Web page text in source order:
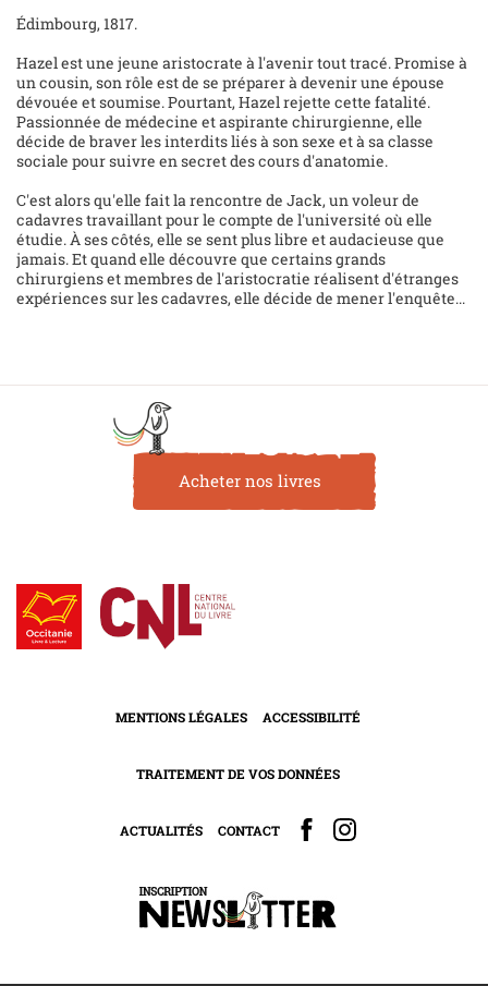
Édimbourg, 1817.
Hazel est une jeune aristocrate à l'avenir tout tracé. Promise à
un cousin, son rôle est de se préparer à devenir une épouse
dévouée et soumise. Pourtant, Hazel rejette cette fatalité.
Passionnée de médecine et aspirante chirurgienne, elle
décide de braver les interdits liés à son sexe et à sa classe
sociale pour suivre en secret des cours d'anatomie.
C'est alors qu'elle fait la rencontre de Jack, un voleur de
cadavres travaillant pour le compte de l'université où elle
étudie. À ses côtés, elle se sent plus libre et audacieuse que
jamais. Et quand elle découvre que certains grands
chirurgiens et membres de l'aristocratie réalisent d'étranges
expériences sur les cadavres, elle décide de mener l'enquête...
Acheter nos livres
MENTIONS LÉGALES ACCESSIBILITÉ
TRAITEMENT DE VOS DONNÉES
ACTUALITÉS CONTACT